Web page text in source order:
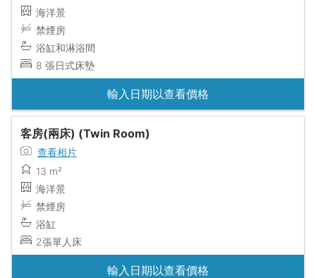
海洋景
禁煙房
浴缸和淋浴間
8 張日式床墊
輸入日期以查看價格
客房(兩床) (Twin Room)
查看相片
13 m²
海洋景
禁煙房
浴缸
2張單人床
輸入日期以查看價格